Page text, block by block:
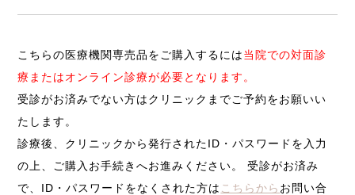
こちらの医療機関専売品をご購入するには当院での対面診
療またはオンライン診療が必要となります。
受診がお済みでない方はクリニックまでご予約をお願いい
たします。
診療後、クリニックから発行されたID・パスワードを入力
の上、ご購入お手続きへお進みください。 受診がお済み
で、ID・パスワードをなくされた方は こちらから お問い合